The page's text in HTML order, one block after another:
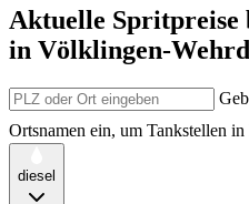
Aktuelle Spritpreise
in Völklingen-
Ortsnamen ein, um Tankstellen
diesel